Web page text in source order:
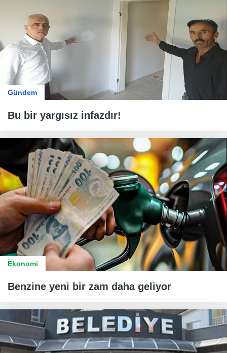
Gündem
Bu bir yargısız infazdır!
Ekonomi
Benzine yeni bir zam daha geliyor